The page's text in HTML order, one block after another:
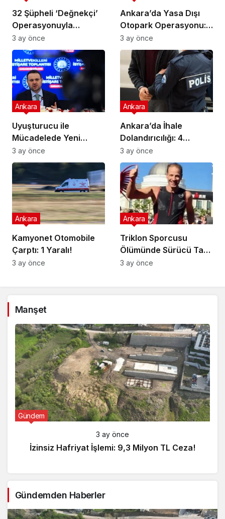
32 Şüpheli ‘Değnekçi’
Operasyonuyla
Yakalandı!
3 ay önce
Ankara’da Yasa Dışı
Otopark Operasyonu:
32 Gözaltı
3 ay önce
Uyuşturucu ile
Mücadelede Yeni
Adımlar Atılıyor!
Ankara
3 ay önce
Ankara’da İhale
Dolandırıcılığı: 4
Gözaltı!
Ankara
3 ay önce
Kamyonet Otomobile
Çarptı: 1 Yaralı!
Ankara
3 ay önce
Triklon Sporcusu
Ölümünde Sürücü Tam
Kusurlu!
Ankara
3 ay önce
Manşet
Gündem
3 ay önce
İzinsiz Hafriyat İşlemi: 9,3 Milyon TL Ceza!
Gündemden Haberler